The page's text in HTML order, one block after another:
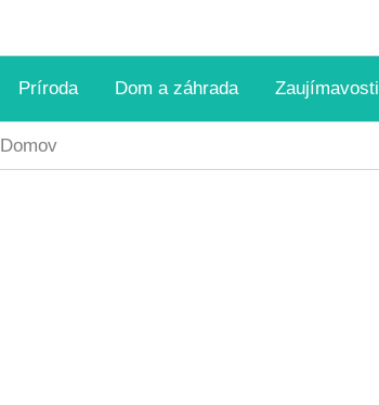
Príroda Dom a záhrada Zaujímavosti
Domov